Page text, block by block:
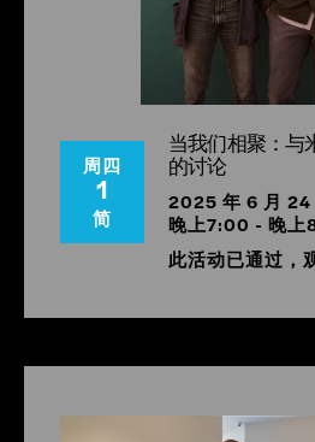
周四
1
简
当我们相聚：与
的讨论
2025 年 6 月 24
晚上7:00 - 晚上
此活动已通过，